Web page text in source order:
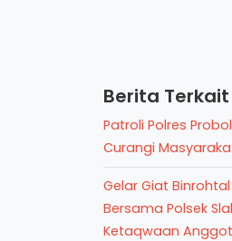
Berita Terkait
Patroli Polres
Curangi
Gelar Giat
Bersama Polsek
Ketaqwaan